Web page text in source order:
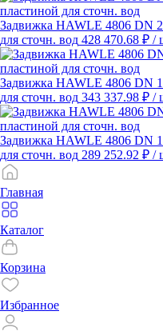
Задвижка HAWLE 4806 DN
для сточн. вод 428 470.68 ₽ /
Задвижка HAWLE 4806 DN
для сточн. вод 343 337.98 ₽ /
Задвижка HAWLE 4806 DN
для сточн. вод 289 252.92 ₽ /
Главная
Каталог
Корзина
Избранное